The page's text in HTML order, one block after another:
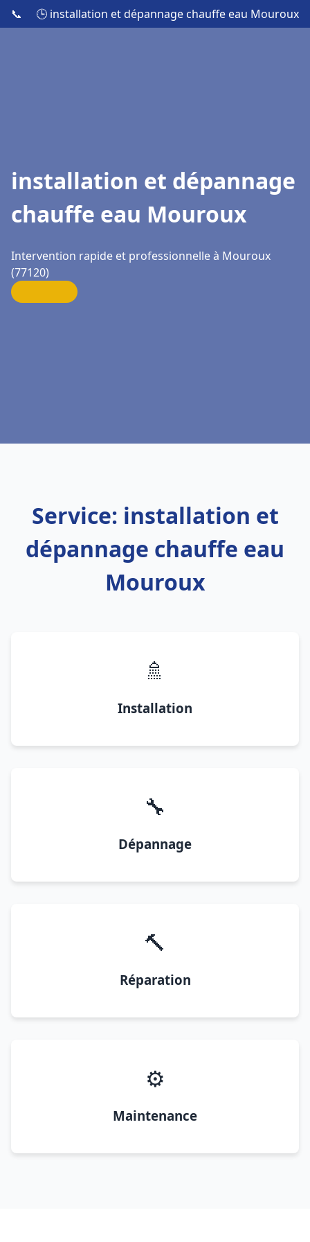
📞 🕒 installation et dépannage chauffe eau Mouroux
installation et dépannage
chauffe eau Mouroux
Intervention rapide et professionnelle à Mouroux
(77120)
Service: installation et
dépannage chauffe eau
Mouroux
🚿
Installation
🔧
Dépannage
🔨
Réparation
⚙️
Maintenance